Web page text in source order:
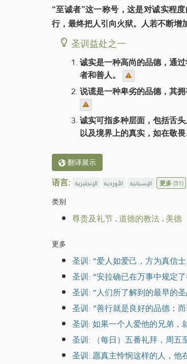
“至诚者”这一称号，这是对诚实程
行，最终把人引向火狱。人若不断增
圣训益处之一
诚实是一种高尚的品德，通
者和善人。
说谎是一种卑劣的品德，其
诚实可指多种层面，包括舌
以及境界上的真实，如在敬
翻译展示
语言: الإنجليزية الأوردية الإسبانية 更多(51)
类别
尊贵及礼节.道德的教法.美德
更多
圣训: “爱人如爱己，方为真信
圣训: “安拉确已在万事中规定了
圣训: “人们所了解到的最早的
圣训: “善行就是良好的品德；
圣训: 如果一个人爱他的兄弟，
圣训: （每日）五番礼拜，周五
圣训: 愿真主怜悯这样的人，他